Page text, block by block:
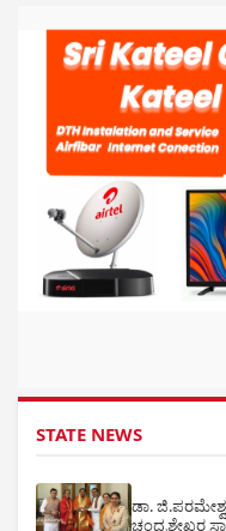
STATE NEWS
ಡಾ.
ಚಂದ್ರಶೇಖರ